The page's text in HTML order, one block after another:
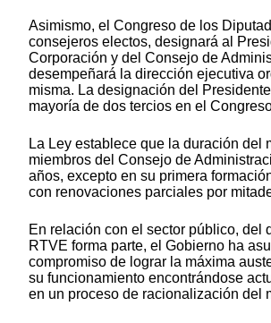
Asimismo, el Congreso de los
consejeros electos, designará al
Corporación y del Consejo de
desempeñará la dirección ejecutiva
misma. La designación del
mayoría de dos tercios en el
La Ley establece que la duración del
miembros del Consejo de
años, excepto en su primera
con renovaciones parciales por
En relación con el sector público, del
RTVE forma parte, el Gobierno ha
compromiso de lograr la máxima
su funcionamiento encontrándose
en un proceso de racionalización del